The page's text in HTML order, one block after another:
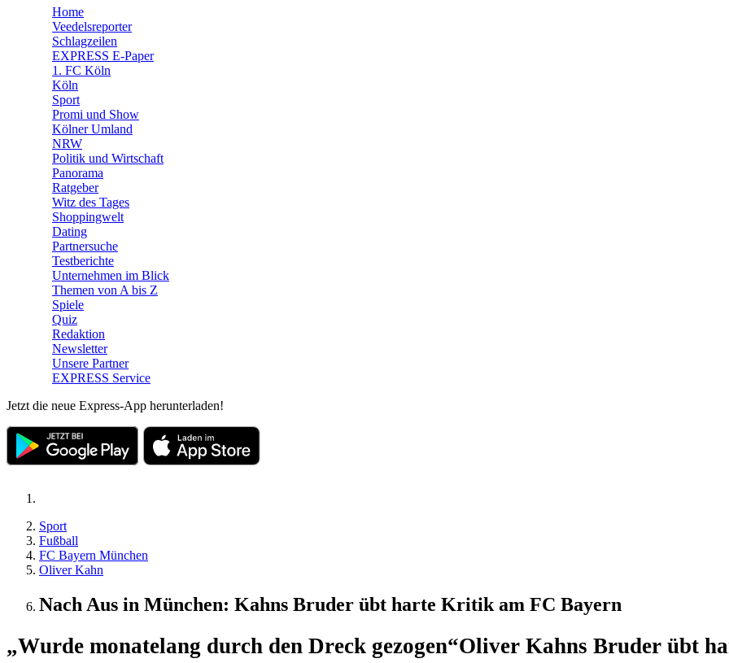
🛒 Shoppingwelt
🧩 Spiele
Home
Veedelsreporter
Schlagzeilen
EXPRESS E-Paper
1. FC Köln
Köln
Sport
Promi und Show
Kölner Umland
NRW
Politik und Wirtschaft
Panorama
Ratgeber
Witz des Tages
Shoppingwelt
Dating
Partnersuche
Testberichte
Unternehmen im Blick
Themen von A bis Z
Spiele
Quiz
Redaktion
Newsletter
Unsere Partner
EXPRESS Service
Jetzt die neue Express-App herunterladen!
Sport
Fußball
FC Bayern München
Oliver Kahn
Nach Aus in München: Kahns Bruder übt harte Kritik am FC Bayern
„Wurde monatelang durch den Dreck gezogen“Oliver Kahns Bruder übt